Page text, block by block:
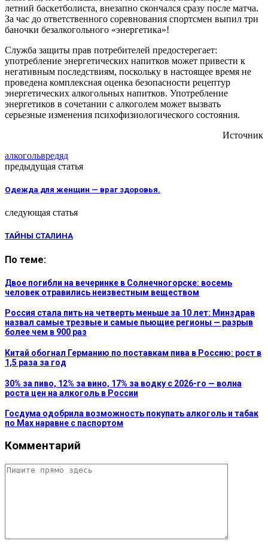
летний баскетболиста, внезапно скончался сразу после матча.
За час до ответственного соревнования спортсмен выпил три
баночки безалкогольного «энергетика»!
Служба защиты прав потребителей предостерегает:
употребление энергетических напитков может привести к
негативным последствиям, поскольку в настоящее время не
проведена комплексная оценка безопасности рецептур
энергетических алкогольных напитков. Употребление
энергетиков в сочетании с алкоголем может вызвать
серьезные изменения психофизиологического состояния.
Источник
алкогольвредяд
предыдущая статья
Одежда для женщин — враг здоровья.
следующая статья
ТАЙНЫ СТАЛИНА
По теме:
Двое погибли на вечеринке в Солнечногорске: восемь
человек отравились неизвестным веществом
Россия стала пить на четверть меньше за 10 лет: Минздрав
назвал самые трезвые и самые пьющие регионы — разрыв
более чем в 900 раз
Китай обогнал Германию по поставкам пива в Россию: рост в
1,5 раза за год
30% за пиво, 12% за вино, 17% за водку с 2026-го — волна
роста цен на алкоголь в России
Госдума одобрила возможность покупать алкоголь и табак
по Max наравне с паспортом
Комментарий